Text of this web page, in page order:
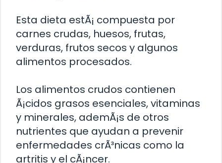
Esta dieta estÃ¡ compuesta por
carnes crudas, huesos, frutas,
verduras, frutos secos y algunos
alimentos procesados.
Los alimentos crudos contienen
Ã¡cidos grasos esenciales, vitaminas
y minerales, ademÃ¡s de otros
nutrientes que ayudan a prevenir
enfermedades crÃ³nicas como la
artritis y el cÃ¡ncer.